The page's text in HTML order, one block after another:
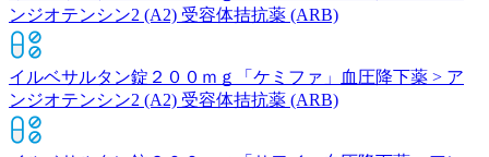
ンジオテンシン2 (A2) 受容体拮抗薬 (ARB)
イルベサルタン錠２００ｍｇ「ケミファ」
血圧降下薬 > ア
ンジオテンシン2 (A2) 受容体拮抗薬 (ARB)